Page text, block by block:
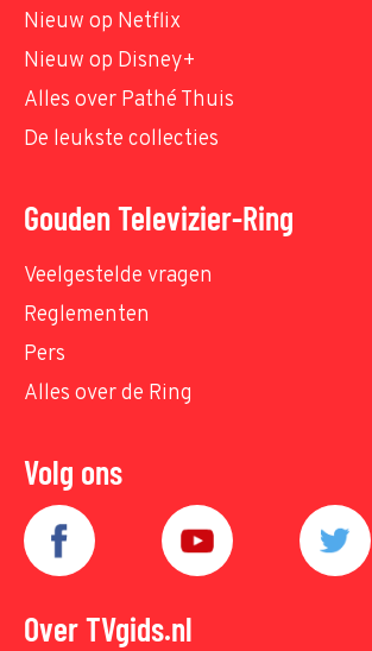
Nieuw op Netflix
Nieuw op Disney+
Alles over Pathé Thuis
De leukste collecties
Gouden Televizier-Ring
Veelgestelde vragen
Reglementen
Pers
Alles over de Ring
Volg ons
Over TVgids.nl